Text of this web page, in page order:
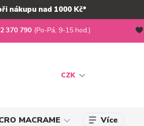
nákupu nad 1000 Kč*
CZK
370 790 (Po-Pá, 9-15 hod.)
MACRAME Více